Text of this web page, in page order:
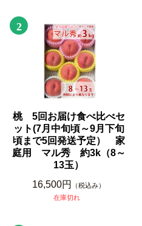
2
桃 5回お届け食べ比べセ
ット(7月中旬頃～9月下旬
頃まで5回発送予定） 家
庭用 マル秀 約3k（8～
13玉）
16,500円
（税込み）
在庫切れ